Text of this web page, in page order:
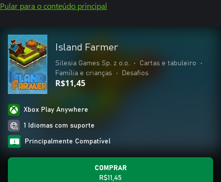
Pular para o conteúdo principal
Island Farmer
Silesia Games Sp. z o.o. • Cartas e tabuleiro
•
Família e crianças
• Desafios
R$11,45
Xbox Play Anywhere
1 Idiomas com suporte
Principalmente Compatível
COMPRAR
R$11,45